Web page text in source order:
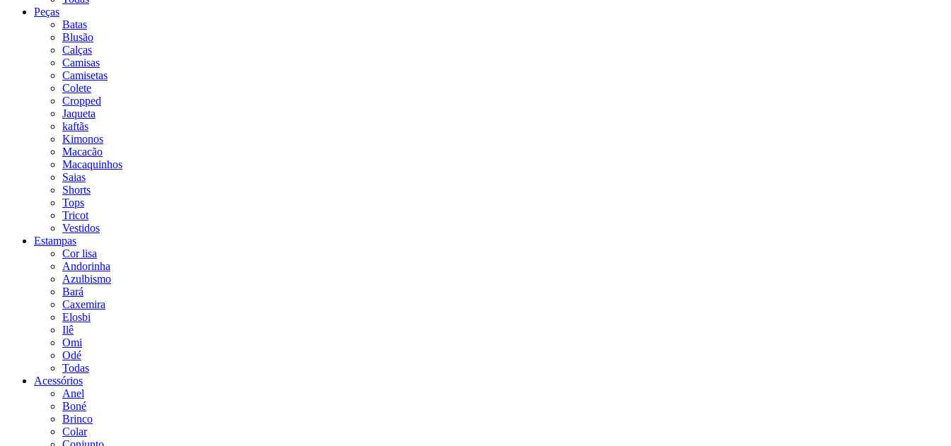
Peças
Batas
Blusão
Calças
Camisas
Camisetas
Colete
Cropped
Jaqueta
kaftãs
Kimonos
Macacão
Macaquinhos
Saias
Shorts
Tops
Tricot
Vestidos
Estampas
Cor lisa
Andorinha
Azulbismo
Bará
Caxemira
Elosbi
Ilê
Omi
Odé
Todas
Acessórios
Anel
Boné
Brinco
Colar